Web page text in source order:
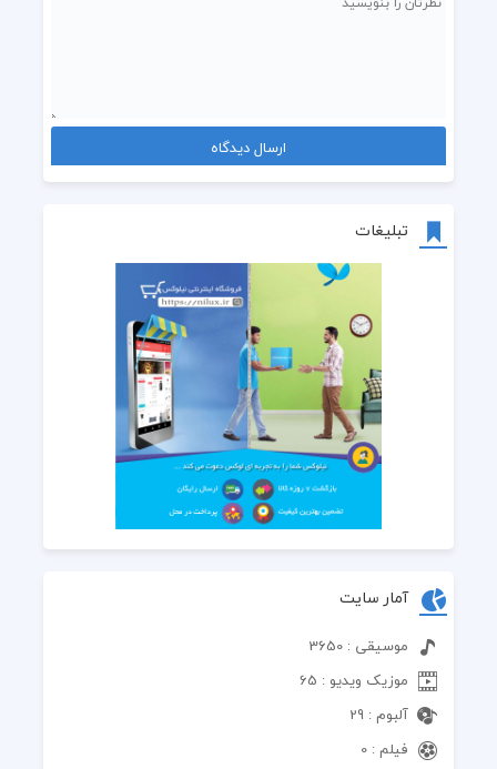
تبلیغات
آمار سایت
موسیقی : 3650
موزیک ویدیو : 65
آلبوم : 29
فیلم : 0